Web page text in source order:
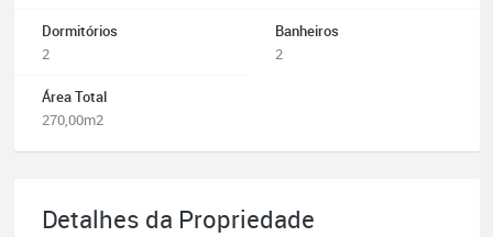
Dormitórios
2
Banheiros
2
Área Total
270,00m2
Detalhes da Propriedade